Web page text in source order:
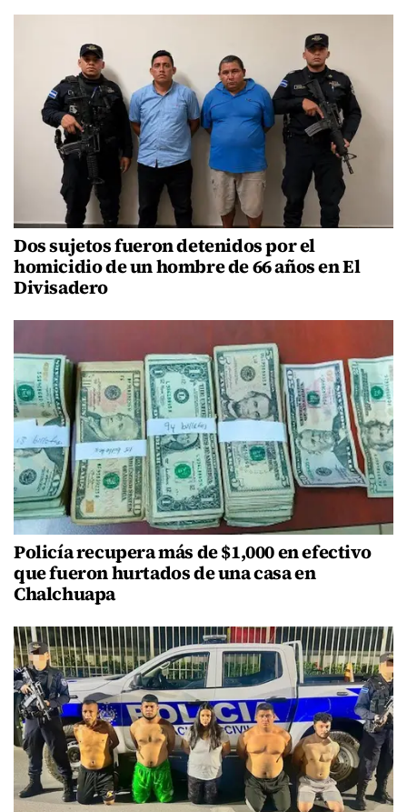
Dos sujetos fueron detenidos por el
homicidio de un hombre de 66 años en El
Divisadero
Policía recupera más de $1,000 en efectivo
que fueron hurtados de una casa en
Chalchuapa